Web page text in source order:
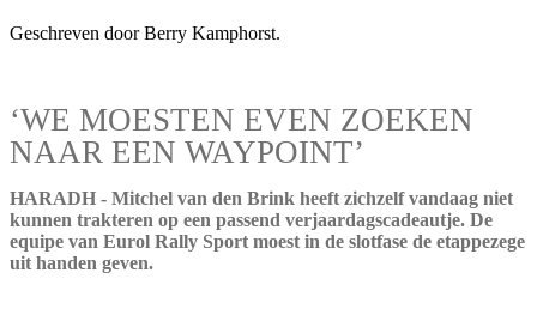
Geschreven door Berry Kamphorst.
‘WE MOESTEN EVEN ZOEKEN
NAAR EEN WAYPOINT’
HARADH - Mitchel van den Brink heeft zichzelf vandaag niet
kunnen trakteren op een passend verjaardagscadeautje. De
equipe van Eurol Rally Sport moest in de slotfase de etappezege
uit handen geven.